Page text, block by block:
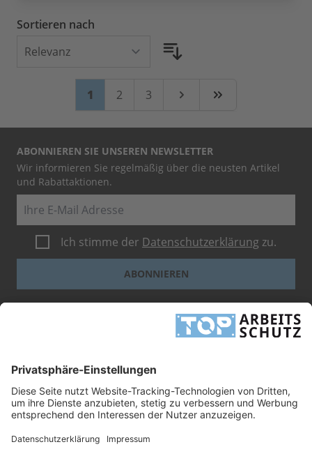
Sortieren nach
Sie lesen gerade Seite
1 Seite
2 Seite
3 Weiter Zuletzt
ABONNIEREN SIE UNSEREN NEWSLETTER
Wir informieren Sie regelmäßig über die neusten Artikel
und Rabattaktionen.
Ich stimme der Datenschutzerklärung zu.
ABONNIEREN
Dieses Formular ist durch reCAPTCHA geschützt - es gelten dieGoogle-
-Geschäftsbedingungen.
UNTERNEHMEN
RECHTLICHES
TOP ARBEITSSCHUTZ GMBH
24568 Kaltenkirchen